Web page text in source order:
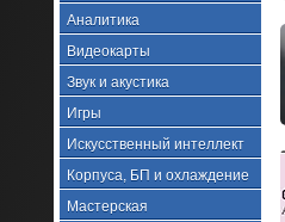
Аналитика
Видеокарты
Звук и акустика
Игры
Искусственный интеллект
Корпуса, БП и охлаждение
Мастерская